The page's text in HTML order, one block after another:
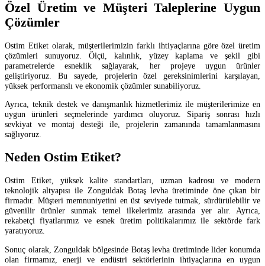
Özel Üretim ve Müşteri Taleplerine Uygun
Çözümler
Ostim Etiket olarak, müşterilerimizin farklı ihtiyaçlarına göre özel üretim
çözümleri sunuyoruz. Ölçü, kalınlık, yüzey kaplama ve şekil gibi
parametrelerde esneklik sağlayarak, her projeye uygun ürünler
geliştiriyoruz. Bu sayede, projelerin özel gereksinimlerini karşılayan,
yüksek performanslı ve ekonomik çözümler sunabiliyoruz.
Ayrıca, teknik destek ve danışmanlık hizmetlerimiz ile müşterilerimize en
uygun ürünleri seçmelerinde yardımcı oluyoruz. Sipariş sonrası hızlı
sevkiyat ve montaj desteği ile, projelerin zamanında tamamlanmasını
sağlıyoruz.
Neden Ostim Etiket?
Ostim Etiket, yüksek kalite standartları, uzman kadrosu ve modern
teknolojik altyapısı ile Zonguldak Botaş levha üretiminde öne çıkan bir
firmadır. Müşteri memnuniyetini en üst seviyede tutmak, sürdürülebilir ve
güvenilir ürünler sunmak temel ilkelerimiz arasında yer alır. Ayrıca,
rekabetçi fiyatlarımız ve esnek üretim politikalarımız ile sektörde fark
yaratıyoruz.
Sonuç olarak, Zonguldak bölgesinde Botaş levha üretiminde lider konumda
olan firmamız, enerji ve endüstri sektörlerinin ihtiyaçlarına en uygun